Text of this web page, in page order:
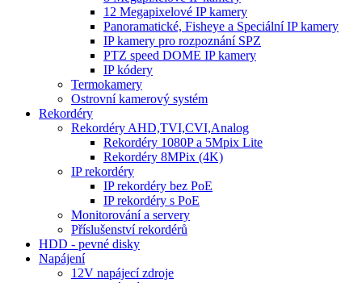
12 Megapixelové IP kamery
Panoramatické, Fisheye a Speciální IP kamery
IP kamery pro rozpoznání SPZ
PTZ speed DOME IP kamery
IP kódery
Termokamery
Ostrovní kamerový systém
Rekordéry
Rekordéry AHD,TVI,CVI,Analog
Rekordéry 1080P a 5Mpix Lite
Rekordéry 8MPix (4K)
IP rekordéry
IP rekordéry bez PoE
IP rekordéry s PoE
Monitorování a servery
Příslušenství rekordérů
HDD - pevné disky
Napájení
12V napájecí zdroje